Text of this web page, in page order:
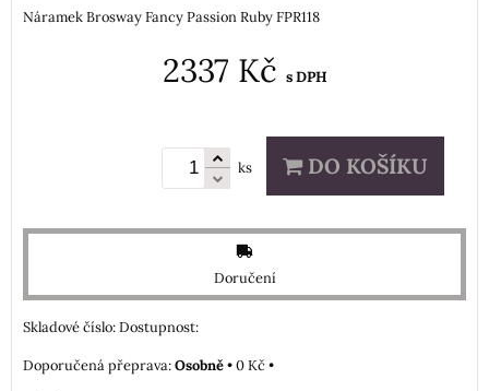
Náramek Brosway Fancy Passion Ruby FPR118
2337 Kč s DPH
ks DO KOŠÍKU
Doručení
Skladové číslo:Dostupnost:
Osobně•0 Kč•